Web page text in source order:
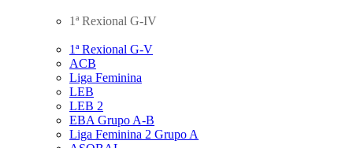
1ª Rexional G-IV
1ª Rexional G-V
ACB
Liga Feminina
LEB
LEB 2
EBA Grupo A-B
Liga Feminina 2 Grupo A